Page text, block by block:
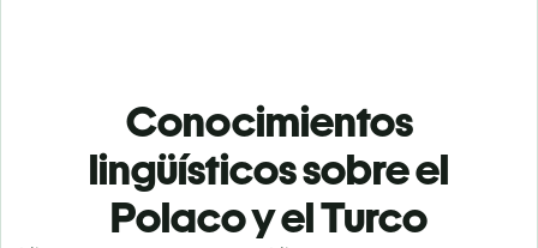
Conocimientos
lingüísticos sobre el
Polaco y el Turco